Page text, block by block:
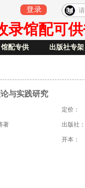
录馆配可
馆配专供 出版社专架
与实践研究
定价：
著 出版社：
开本：